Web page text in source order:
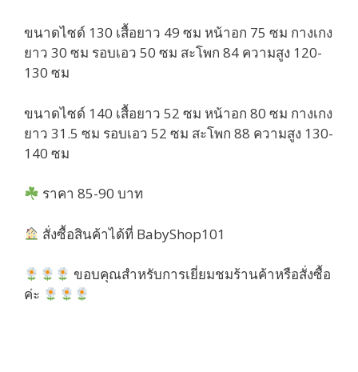
ขนาดไซด์ 130 เสื้อยาว 49 ซม หน้าอก 75 ซม กางเกง
ยาว 30 ซม รอบเอว 50 ซม สะโพก 84 ความสูง 120-
130 ซม
ขนาดไซด์ 140 เสื้อยาว 52 ซม หน้าอก 80 ซม กางเกง
ยาว 31.5 ซม รอบเอว 52 ซม สะโพก 88 ความสูง 130-
140 ซม
ราคา 85-90 บาท
สั่งซื้อสินค้าได้ที่ BabyShop101
ขอบคุณสำหรับการเยี่ยมชมร้านค้าหรือสั่งซื้อ
ค่ะ